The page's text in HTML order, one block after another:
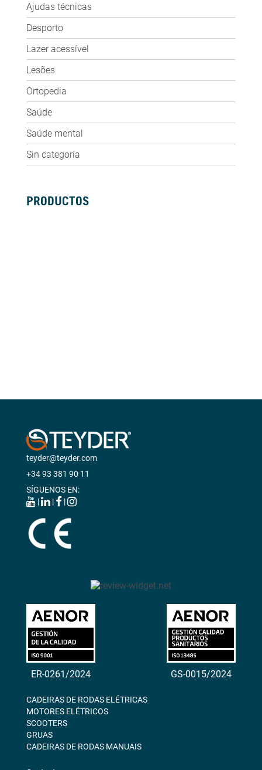
Ajudas técnicas
Desporto
Lazer acessível
Lesões
Ortopedia
Saúde
Saúde mental
Sin categoría
PRODUCTOS
teyder@teyder.com
+34 93 381 90 11
SÍGUENOS EN:
|
| |
ER-0261/2024 GS-0015/2024
CADEIRAS DE RODAS ELÉTRICAS
MOTORES ELÉTRICOS
SCOOTERS
GRUAS
CADEIRAS DE RODAS MANUAIS